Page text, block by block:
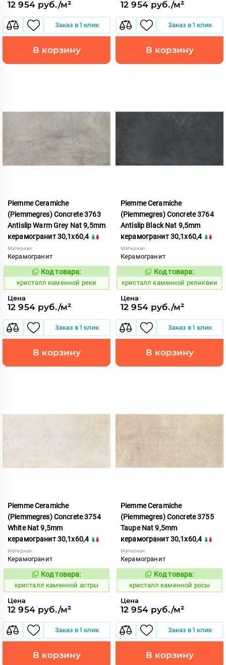
12 954 руб./м²
Заказ в 1 клик
В корзину
12 954 руб./м²
Заказ в 1 клик
В корзину
Piemme Ceramiche
(Piemmegres) Concrete 3763
Antislip Warm Grey Nat 9,5mm
керамогранит 30,1x60,4
Материал:
Керамогранит
817204
Код товара:
кристалл каменной реки
Цена
12 954 руб./м²
Заказ в 1 клик
В корзину
Piemme Ceramiche
(Piemmegres) Concrete 3764
Antislip Black Nat 9,5mm
керамогранит 30,1x60,4
Материал:
Керамогранит
817205
Код товара:
кристалл каменной реликвии
Цена
12 954 руб./м²
Заказ в 1 клик
В корзину
Piemme Ceramiche
(Piemmegres) Concrete 3754
White Nat 9,5mm
керамогранит 30,1x60,4
Материал:
Керамогранит
817206
Код товара:
кристалл каменной астры
Цена
12 954 руб./м²
Заказ в 1 клик
В корзину
Piemme Ceramiche
(Piemmegres) Concrete 3755
Taupe Nat 9,5mm
керамогранит 30,1x60,4
Материал:
Керамогранит
817207
Код товара:
кристалл каменной росы
Цена
12 954 руб./м²
Заказ в 1 клик
В корзину